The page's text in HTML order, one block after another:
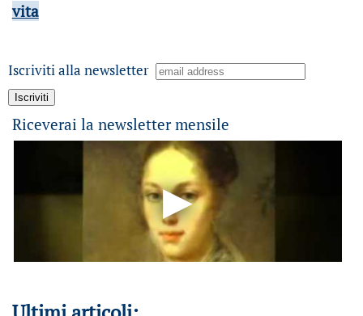
vita
Iscriviti alla newsletter
Riceverai la newsletter mensile